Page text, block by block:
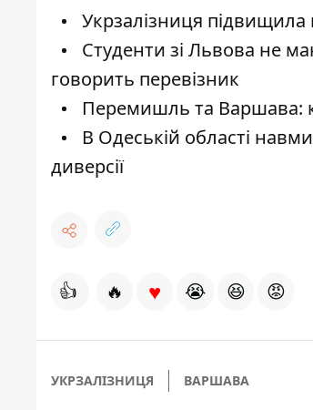
Укрзалізниця підвищила
Студенти зі Львова не
говорить перевізник
Перемишль та Варшава:
В Одеській області
диверсії
👍 🔥 ♥ 😭 😆 😡
УКРЗАЛІЗНИЦЯ ВАРШАВА